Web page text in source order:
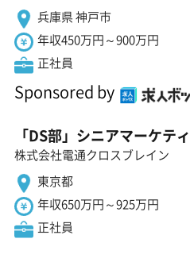
兵庫県 神戸市
年収450万円～900万円
正社員
Sponsored by
「DS部」シニアマーケテ
株式会社電通クロスブレイン
東京都
年収650万円～925万円
正社員